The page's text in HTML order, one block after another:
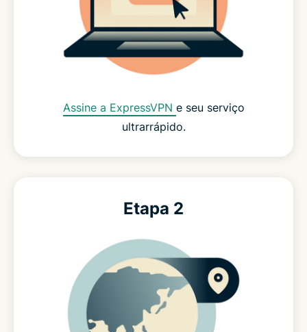
Assine a ExpressVPN e seu serviço
ultrarrápido.
Etapa 2